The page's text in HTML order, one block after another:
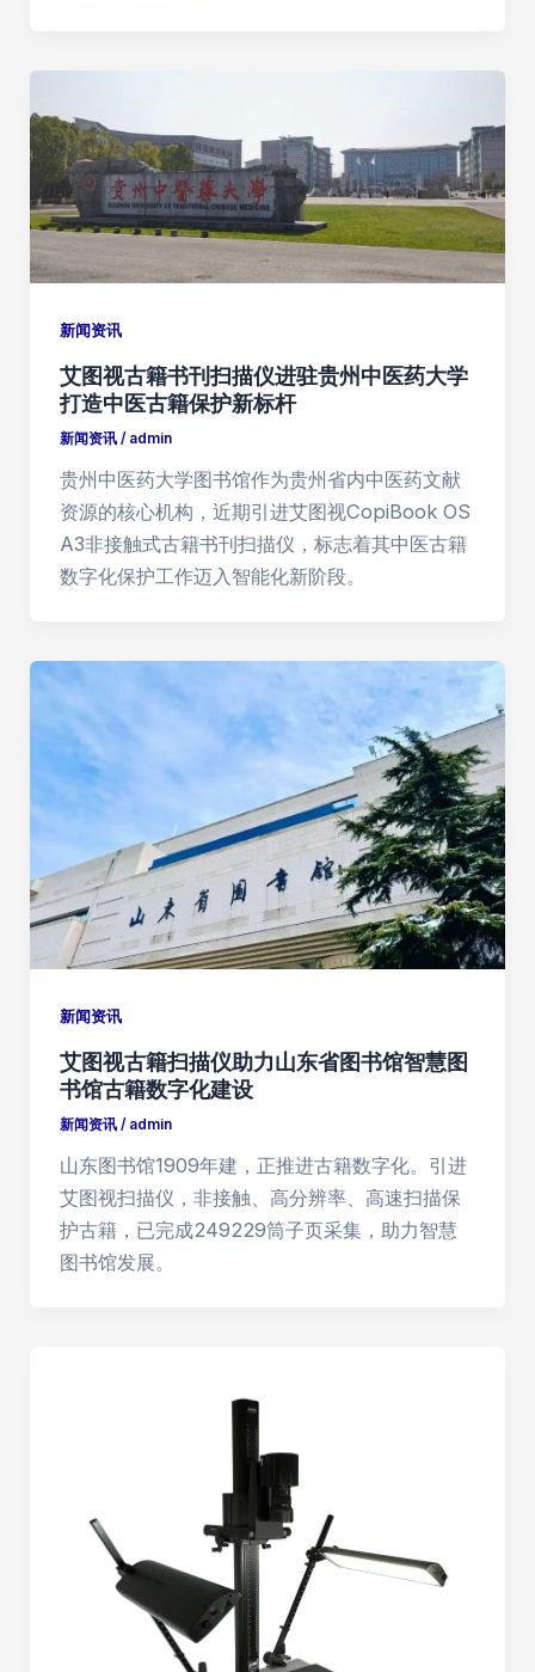
新闻资讯
艾图视古籍书刊扫描仪进驻贵州中医药大学
打造中医古籍保护新标杆
新闻资讯/ admin
贵州中医药大学图书馆作为贵州省内中医药文献
资源的核心机构，近期引进艾图视CopiBook OS
A3非接触式古籍书刊扫描仪，标志着其中医古籍
数字化保护工作迈入智能化新阶段‌。
新闻资讯
艾图视古籍扫描仪助力山东省图书馆智慧图
书馆古籍数字化建设
新闻资讯/ admin
山东图书馆1909年建，正推进古籍数字化。引进
艾图视扫描仪，非接触、高分辨率、高速扫描保
护古籍，已完成249229筒子页采集，助力智慧
图书馆发展。